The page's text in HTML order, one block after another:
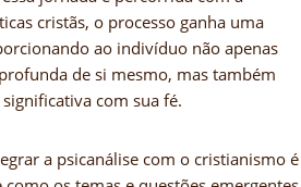
cristãs, o processo ganha uma
ao indivíduo não apenas
de si mesmo, mas também
com sua fé.
a psicanálise com o cristianismo é